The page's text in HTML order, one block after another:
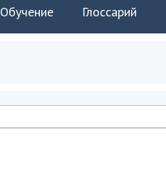
Обучение Глоссарий